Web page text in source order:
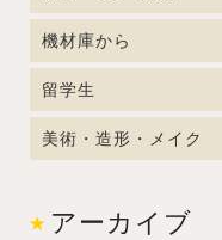
機材庫から
留学生
美術・造形・メイク
アーカイブ